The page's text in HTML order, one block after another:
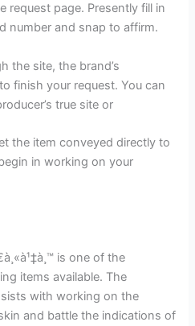
request page. Presently fill in
number and snap to affirm.
the site, the brand’s
finish your request. You can
true site or
the item conveyed directly to
in working on your
is one of the
items available. The
with working on the
and battle the indications of